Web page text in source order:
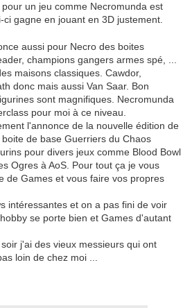
un jeu comme Necromunda est
gagne en jouant en 3D justement.
aussi pour Necro des boites
champions gangers armes spé, ...
maisons classiques. Cawdor,
donc mais aussi Van Saar. Bon
sont magnifiques. Necromunda
pour moi à ce niveau.
l'annonce de la nouvelle édition de
de base Guerriers du Chaos
pour divers jeux comme Blood Bowl
Ogres à AoS. Pour tout ça je vous
de Games et vous faire vos propres
intéressantes et on a pas fini de voir
se porte bien et Games d'autant
j'ai des vieux messieurs qui ont
loin de chez moi ...